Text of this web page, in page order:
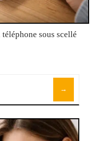
sous scellé